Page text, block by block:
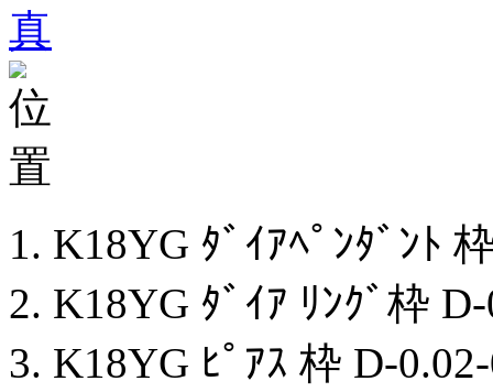
K18YG ﾀﾞｲｱﾍﾟﾝﾀﾞﾝﾄ
K18YG ﾀﾞｲｱ ﾘﾝｸﾞ枠
K18YG ﾋﾟｱｽ 枠 D-